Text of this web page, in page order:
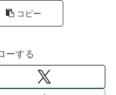
コピー
ーする